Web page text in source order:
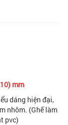
mm
dáng hiện đại,
nhôm. (Ghế làm
pvc)